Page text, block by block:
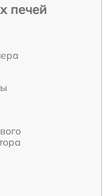
печей